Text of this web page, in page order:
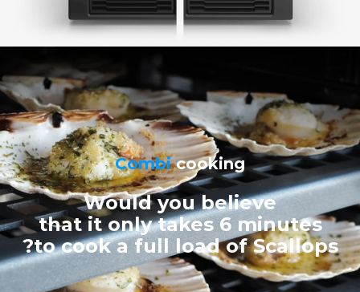
Combicooking
Would you believe
that it only takes 6 minutes
to cook a full load of Scallops?